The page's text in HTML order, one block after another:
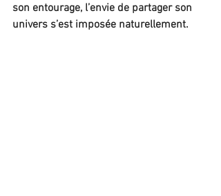
son entourage, l’envie de partager son
univers s’est imposée naturellement.